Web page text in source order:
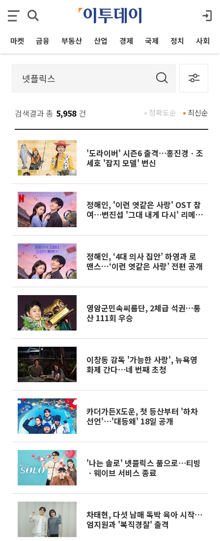
마켓 금융 부동산 산업 경제 국제 정치 사회
검색결과 총 5,958 건 최신순
정확도순
'도라이버' 시즌6 출격⋯홍진경ㆍ조
세호 '잡지 모델' 변신
정해인, '이런 엿같은 사랑' OST 참
여⋯변진섭 '그대 내게 다시' 리메이
정해인, ‘4대 의사 집안’ 하영과 로
맨스…‘이런 엿같은 사랑’ 전편 공개
영암군민속씨름단, 2체급 석권…통
산 111회 우승
이창동 감독 '가능한 사랑', 뉴욕영
화제 간다⋯네 번째 초청
카더가든X도운, 첫 등산부터 '하차
선언'⋯'대등왜' 18일 공개
'나는 솔로' 넷플릭스 품으로⋯티빙
ㆍ웨이브 서비스 종료
차태현, 다섯 남매 독박 육아 시작⋯
엄지원과 '복직경찰' 출격